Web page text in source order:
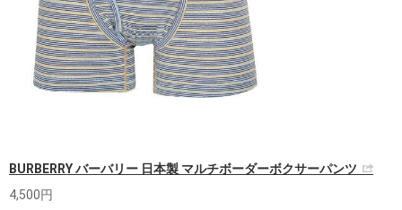
BURBERRY バーバリー 日本製 マルチボーダーボクサーパンツ
4,500円